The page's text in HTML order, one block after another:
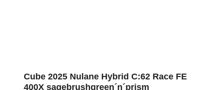
Cube 2025 Nulane Hybrid C:62 Race FE
400X sagebrushgreen´n´prism